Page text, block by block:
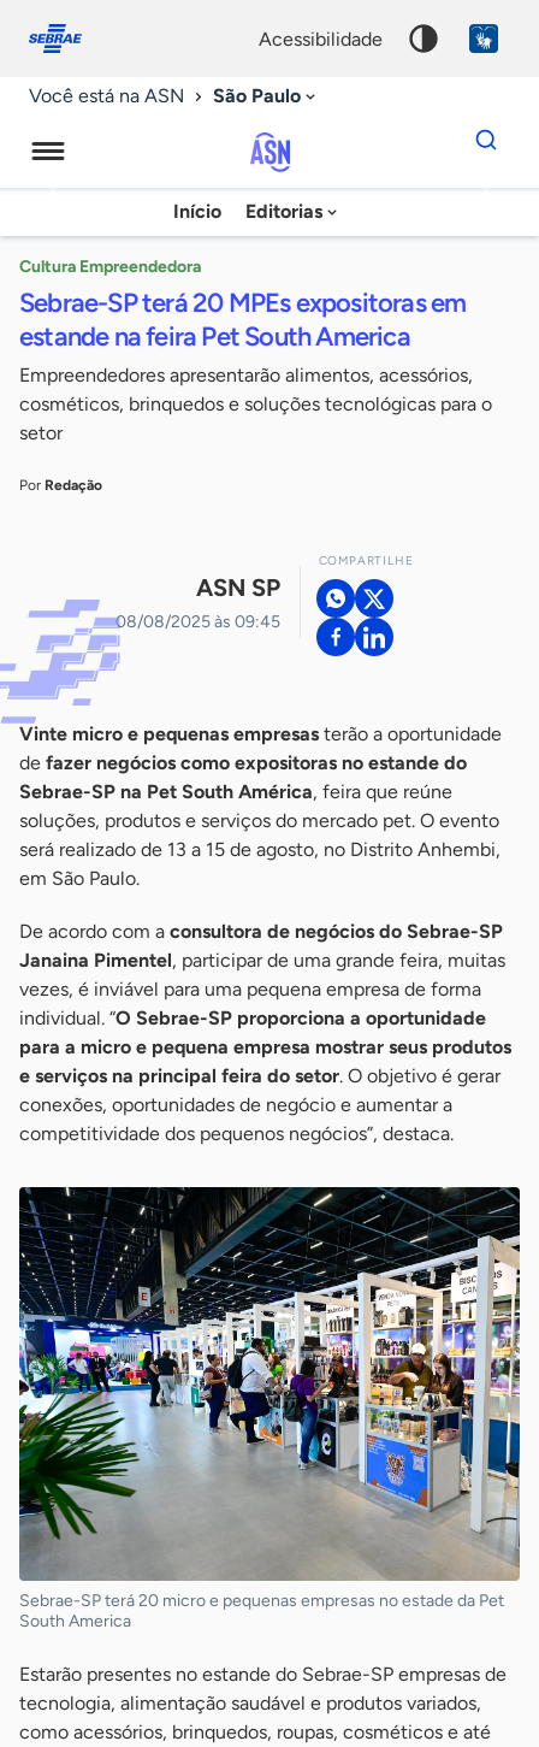
conosco
acessibilidade
Você está na ASN São Paulo
Agência
Sebrae
Notícias
Início Editorias
Dados
para
chave
Cultura Empreendedora
Sebrae-SP terá 20 MPEs expositoras em
estande na feira Pet South America
Empreendedores apresentarão alimentos, acessórios,
cosméticos, brinquedos e soluções tecnológicas para o
setor
Por Redação
ASN SP
08/08/2025 às 09:45
COMPARTILHE
Vinte micro e pequenas empresas terão a oportunidade
de fazer negócios como expositoras no estande do
Sebrae-SP na Pet South América, feira que reúne
soluções, produtos e serviços do mercado pet. O evento
será realizado de 13 a 15 de agosto, no Distrito Anhembi,
em São Paulo.
De acordo com a consultora de negócios do Sebrae-SP
Janaina Pimentel, participar de uma grande feira, muitas
vezes, é inviável para uma pequena empresa de forma
individual. “O Sebrae-SP proporciona a oportunidade
para a micro e pequena empresa mostrar seus produtos
e serviços na principal feira do setor. O objetivo é gerar
conexões, oportunidades de negócio e aumentar a
competitividade dos pequenos negócios”, destaca.
Sebrae-SP terá 20 micro e pequenas empresas no estade da Pet
South America
Estarão presentes no estande do Sebrae-SP empresas de
tecnologia, alimentação saudável e produtos variados,
como acessórios, brinquedos, roupas, cosméticos e até